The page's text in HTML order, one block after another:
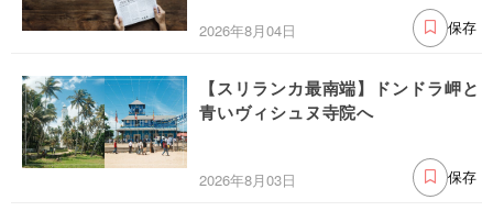
2026年8月04日 保存
【スリランカ最南端】ドンドラ岬と
青いヴィシュヌ寺院へ
2026年8月03日 保存